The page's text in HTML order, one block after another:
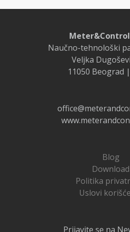
Meter&Control
Naučno-tehnološki
Veljka
11050 Beograd
Blog
Download
Politika
Uslovi
Prijavite se na